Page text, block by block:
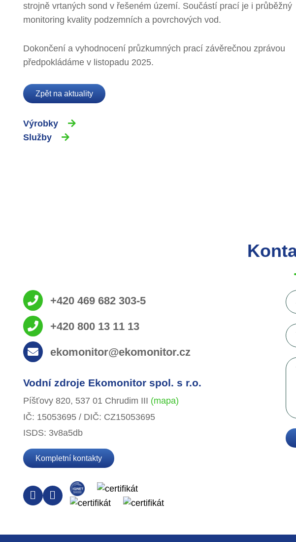
strojně vrtaných sond v řešeném území. Součástí prací je i průběžný
monitoring kvality podzemních a povrchových vod.
Dokončení a vyhodnocení průzkumných prací závěrečnou zprávou
předpokládáme v listopadu 2025.
Zpět na aktuality
Výrobky
Služby
+420 469 682 303-5
+420 800 13 11 13
ekomonitor@ekomonitor.cz
Vodní zdroje Ekomonitor spol. s r.o.
Píšťovy 820, 537 01 Chrudim III (mapa)
IČ: 15053695 / DIČ: CZ15053695
ISDS: 3v8a5db
Kompletní kontakty